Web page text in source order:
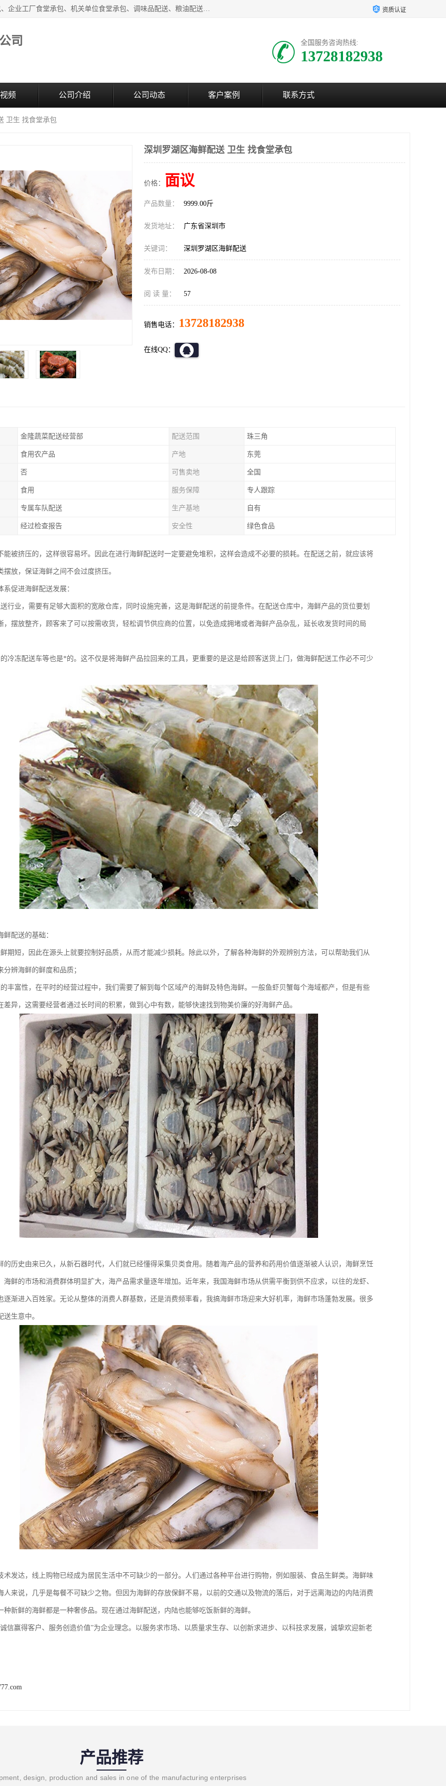
东莞市康隆膳食管理有限公司主要从事：蔬菜配送、食堂承包、企业工厂食堂承包、机关单位食堂承包、调味品配送、粮油配送、干货配送、副食配送、水果配送、海鲜配送等业务，东莞蔬菜配送电话，咨询在线客服。 资质认证
司 全国服务咨询热线:
13728182938
频 公司介绍 公司动态 客户案例 联系方式
卫生 找食堂承包
深圳罗湖区海鲜配送 卫生 找食堂承包
价格： 面议
产品数量： 9999.00斤
发货地址： 广东省深圳市
关键词： 深圳罗湖区海鲜配送
发布日期： 2026-08-08
阅 读 量： 57
销售电话： 13728182938
在线QQ：
金隆蔬菜配送经营部 配送范围 珠三角
食用农产品 产地 东莞
否 可售卖地 全国
食用 服务保障 专人跟踪
专属车队配送 生产基地 自有
经过检查报告 安全性 绿色食品
能被挤压的，这样很容易坏。因此在进行海鲜配送时一定要避免堆积，这样会造成不必要的损耗。在配送之前，就应该将
摆放，保证海鲜之间不会过度挤压。
系促进海鲜配送发展：
行业，需要有足够大面积的宽敞仓库，同时设施完善，这是海鲜配送的前提条件。在配送仓库中，海鲜产品的货位要划
，摆放整齐，顾客来了可以按需收货，轻松调节供应商的位置，以免造成拥堵或者海鲜产品杂乱，延长收发货时间的局
冷冻配送车等也是*的。这不仅是将海鲜产品拉回来的工具，更重要的是这是给顾客送货上门，做海鲜配送工作必不可少
鲜配送的基础：
期短，因此在源头上就要控制好品质，从而才能减少损耗。除此以外，了解各种海鲜的外观辨别方法，可以帮助我们从
分辨海鲜的鲜度和品质；
丰富性，在平时的经营过程中，我们需要了解到每个区域产的海鲜及特色海鲜。一般鱼虾贝蟹每个海域都产，但是有些
差异，这需要经营者通过长时间的积累，做到心中有数，能够快速找到物美价廉的好海鲜产品。
的历史由来已久，从新石器时代，人们就已经懂得采集贝类食用。随着海产品的营养和药用价值逐渐被人认识，海鲜烹饪
海鲜的市场和消费群体明显扩大，海产品需求量逐年增加。近年来，我国海鲜市场从供需平衡到供不应求，以往的龙虾、
逐渐进入百姓家。无论从整体的消费人群基数，还是消费频率看，我搞海鲜市场迎来大好机率，海鲜市场蓬勃发展。很多
送生意中。
术发达，线上购物已经成为居民生活中不可缺少的一部分。人们通过各种平台进行购物，例如服装、食品生鲜类。海鲜味
人来说，几乎是每餐不可缺少之物。但因为海鲜的存放保鲜不易，以前的交通以及物流的落后，对于远离海边的内陆消费
种新鲜的海鲜都是一种奢侈品。现在通过海鲜配送，内陆也能够吃饭新鲜的海鲜。
信赢得客户、服务创造价值”为企业理念。以服务求市场、以质量求生存、以创新求进步、以科技求发展，诚挚欢迎新老
产品推荐
design, production and sales in one of the manufacturing enterprises